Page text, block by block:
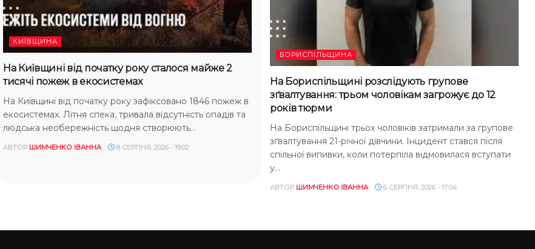
КИЇВЩИНА
На Київщині від початку року сталося майже 2
тисячі пожеж в екосистемах
На Київщині від початку року зафіксовано 1846 пожеж в
екосистемах. Літня спека, тривала відсутність опадів та
людська необережність щодня створюють...
АВТОР ШИМЧЕНКО ІВАННА 8 СЕРПНЯ, 2026 - 19:02
БОРИСПІЛЬЩИНА
На Бориспільщині розслідують групове
зґвалтування: трьом чоловікам загрожує до 12
років тюрми
На Бориспільщині трьох чоловіків затримали за групове
зґвалтування 21-річної дівчини. Інцидент стався після
спільної випивки, коли потерпіла відмовилася вступати
у...
АВТОР ШИМЧЕНКО ІВАННА 6 СЕРПНЯ, 2026 - 17:04